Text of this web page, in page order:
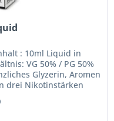
: 10ml Liquid in
VG 50% / PG 50%
Glyzerin, Aromen
drei Nikotinstärken